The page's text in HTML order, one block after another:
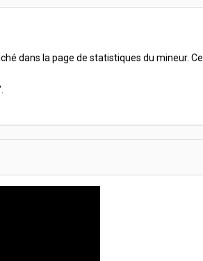
dans la page de statistiques du mineur. Ce